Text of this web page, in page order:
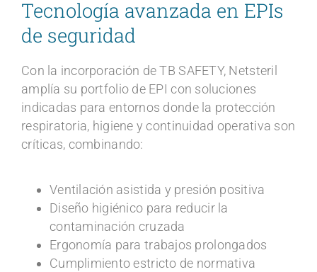
Tecnología avanzada en EPIs
de seguridad​
Con la incorporación de TB SAFETY, Netsteril
amplía su portfolio de EPI con soluciones
indicadas para entornos donde la protección
respiratoria, higiene y continuidad operativa son
críticas, combinando:
Ventilación asistida y presión positiva
Diseño higiénico para reducir la
contaminación cruzada
Ergonomía para trabajos prolongados
Cumplimiento estricto de normativa